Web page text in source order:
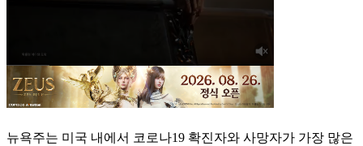
뉴욕주는 미국 내에서 코로나19 확진자와 사망자가 가장 많은